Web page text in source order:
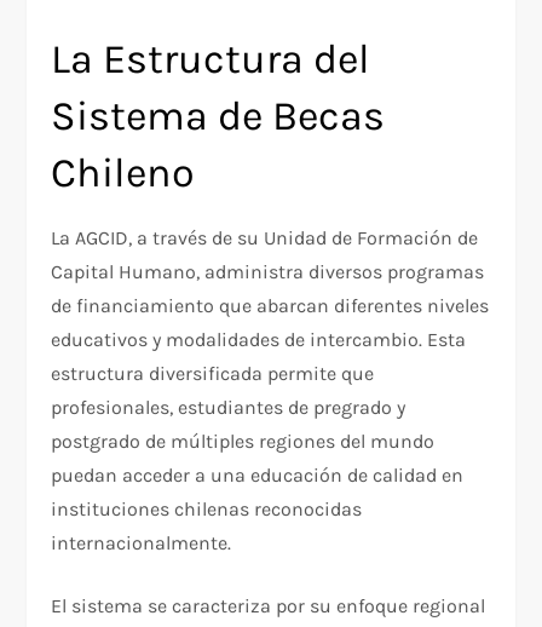
La Estructura del
Sistema de Becas
Chileno
La AGCID, a través de su Unidad de Formación de
Capital Humano, administra diversos programas
de financiamiento que abarcan diferentes niveles
educativos y modalidades de intercambio. Esta
estructura diversificada permite que
profesionales, estudiantes de pregrado y
postgrado de múltiples regiones del mundo
puedan acceder a una educación de calidad en
instituciones chilenas reconocidas
internacionalmente.
El sistema se caracteriza por su enfoque regional